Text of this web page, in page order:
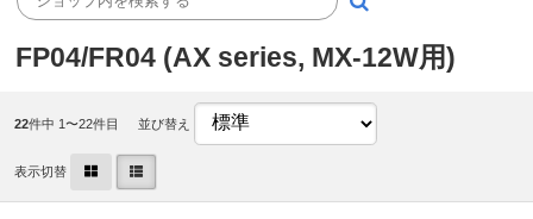
FP04/FR04 (AX series, MX-12W用)
22件中 1〜22件目 並び替え
表示切替